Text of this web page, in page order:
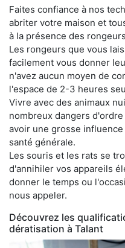
Faites confiance à nos
abriter votre maison et
à la présence des
Les rongeurs que vous
facilement vous donner
n'avez aucun moyen de
l'espace de 2-3 heures
Vivre avec des animaux
nombreux dangers
avoir une grosse
santé générale.
Les souris et les rats se
d'annihiler vos appareils
donner le temps ou
nous appeler.
Découvrez les
dératisation à Talant